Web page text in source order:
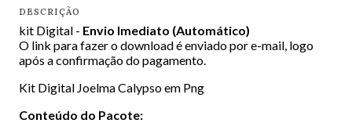
DESCRIÇÃO
kit Digital - Envio Imediato (Automático)
O link para fazer o download é enviado por e-mail, logo
após a confirmação do pagamento.
Kit Digital Joelma Calypso em Png
Conteúdo do Pacote: